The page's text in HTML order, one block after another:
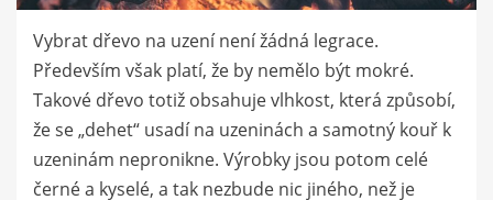
Vybrat dřevo na uzení není žádná legrace.
Především však platí, že by nemělo být mokré.
Takové dřevo totiž obsahuje vlhkost, která způsobí,
že se „dehet“ usadí na uzeninách a samotný kouř k
uzeninám nepronikne. Výrobky jsou potom celé
černé a kyselé, a tak nezbude nic jiného, než je